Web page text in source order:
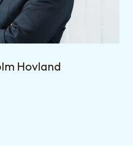
Hovland